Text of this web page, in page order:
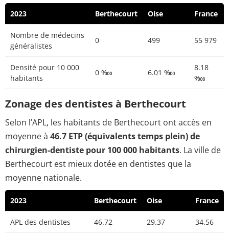
2023 Berthecourt Oise France
Nombre de médecins
généralistes
0 499 55 979
Densité pour 10 000
habitants
0 ‱ 6.01 ‱
8.18
‱
Zonage des dentistes à Berthecourt
Selon l’APL, les habitants de Berthecourt ont accès en
moyenne à 46.7 ETP (équivalents temps plein) de
chirurgien-dentiste pour 100 000 habitants. La ville de
Berthecourt est mieux dotée en dentistes que la
moyenne nationale.
2023 Berthecourt Oise France
APL des dentistes 46.72 29.37 34.56